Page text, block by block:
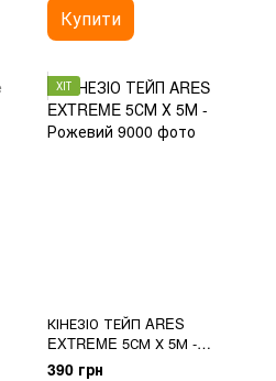
Купити
ХІТ
КІНЕЗІО ТЕЙП ARES
EXTREME 5СМ Х 5М -
Рожевий
390 грн